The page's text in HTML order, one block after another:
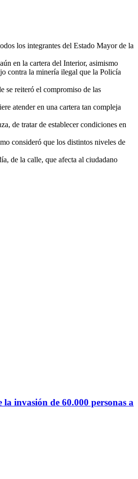
los integrantes del Estado Mayor de la
en la cartera del Interior, asimismo
contra la minería ilegal que la Policía
se reiteró el compromiso de las
atender en una cartera tan compleja
de tratar de establecer condiciones en
consideró que los distintos niveles de
de la calle, que afecta al ciudadano
invasión de 60.000 personas a